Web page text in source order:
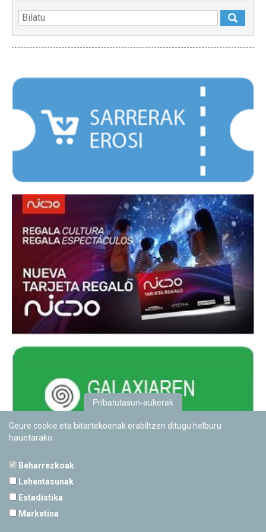
Pribatutasun-aukerak
Geure cookie eta bitartekoenak erabiltzen ditugu helburu
hauetarako:
Beharrezkoak
Lehentasunak
Estadistika
Marketina